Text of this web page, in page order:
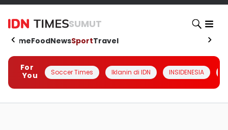
SUMUT
HomeFoodNewsSportTravel
For
You
Soccer Times Iklanin di IDN INSIDENESIA